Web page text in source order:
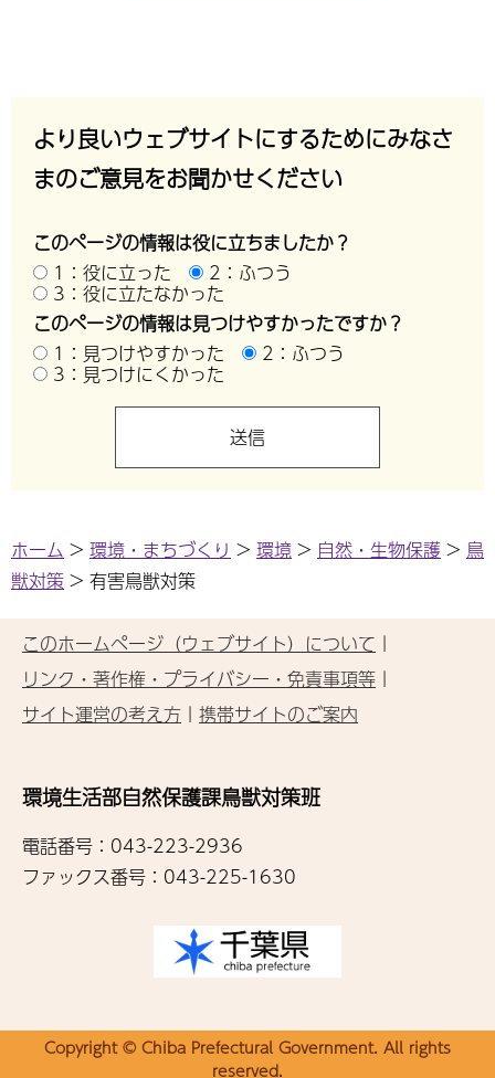
より良いウェブサイトにするためにみなさ
まのご意見をお聞かせください
このページの情報は役に立ちましたか？
1：役に立った
2：ふつう
3：役に立たなかった
このページの情報は見つけやすかったですか？
1：見つけやすかった
2：ふつう
3：見つけにくかった
ホーム > 環境・まちづくり > 環境 > 自然・生物保護 > 鳥
獣対策 > 有害鳥獣対策
このホームページ（ウェブサイト）について
リンク・著作権・プライバシー・免責事項等
サイト運営の考え方
携帯サイトのご案内
環境生活部自然保護課鳥獣対策班
電話番号：043-223-2936
ファックス番号：043-225-1630
Copyright © Chiba Prefectural Government. All rights
reserved.